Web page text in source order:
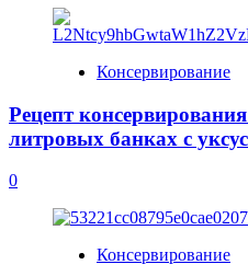
Консервирование
Рецепт
литровых банках с
0
Консервирование